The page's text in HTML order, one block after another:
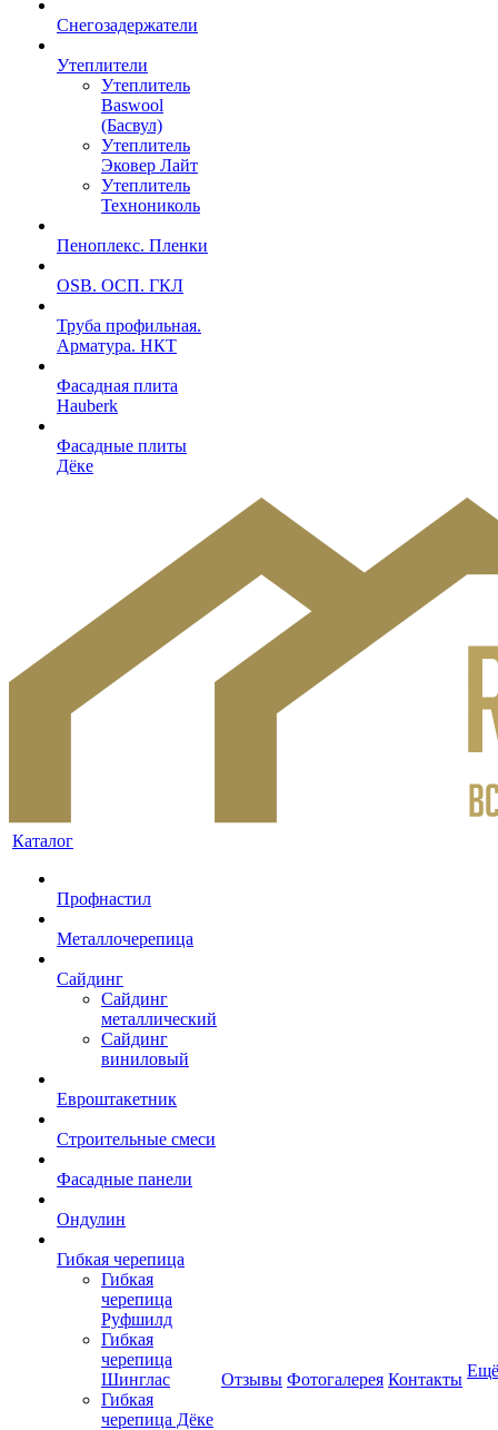
Снегозадержатели
Утеплители
Утеплитель
Baswool
(Басвул)
Утеплитель
Эковер Лайт
Утеплитель
Технониколь
Пеноплекс. Пленки
OSB. ОСП. ГКЛ
Труба профильная.
Арматура. НКТ
Фасадная плита
Hauberk
Фасадные плиты
Дёке
Каталог
Профнастил
Металлочерепица
Сайдинг
Сайдинг
металлический
Сайдинг
виниловый
Евроштакетник
Строительные смеси
Фасадные панели
Ондулин
Гибкая черепица
Гибкая
черепица
Руфшилд
Гибкая
черепица
Шинглас
Гибкая
черепица Дёке
Отзывы Фотогалерея Контакты Ещё